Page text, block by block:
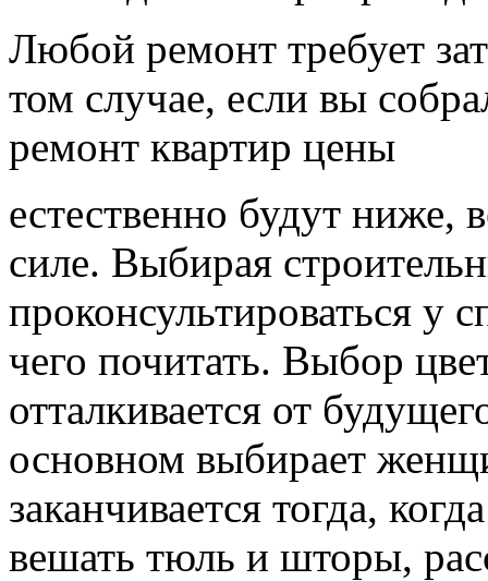
Любой ремонт требует
том случае, если вы
ремонт квартир цены
естественно будут ниже,
силе. Выбирая
проконсультироваться у
чего почитать. Выбор
отталкивается от
основном выбирает
заканчивается тогда,
вешать тюль и шторы,